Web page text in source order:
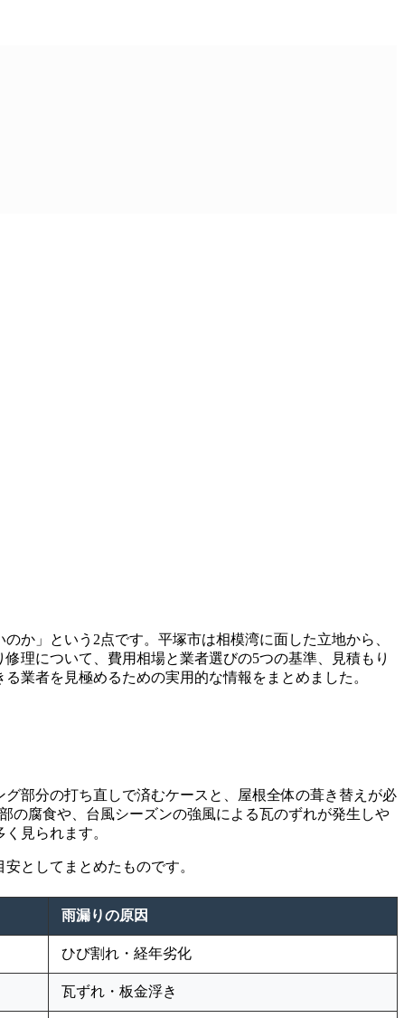
か」という2点です。平塚市は相模湾に面した立地から、
理について、費用相場と業者選びの5つの基準、見積もり
業者を見極めるための実用的な情報をまとめました。
部分の打ち直しで済むケースと、屋根全体の葺き替えが必
の腐食や、台風シーズンの強風による瓦のずれが発生しや
見られます。
としてまとめたものです。
雨漏りの原因
ひび割れ・経年劣化
瓦ずれ・板金浮き